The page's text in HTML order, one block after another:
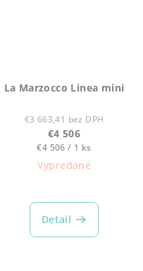
La Marzocco Linea mini
€3 663,41 bez DPH
€4 506
Jednotková
cena:
€4 506 / 1 ks
Vypredané
Detail